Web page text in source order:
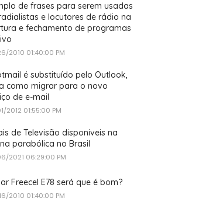
de frases para serem usadas
e locutores de rádio na
e fechamento de programas
2010 01:40:00 PM
é substituído pelo Outlook,
como migrar para o novo
de e-mail
2012 01:55:00 PM
de Televisão disponiveis na
parabólica no Brasil
2021 06:29:00 PM
Freecel E78 será que é bom?
2010 01:40:00 PM